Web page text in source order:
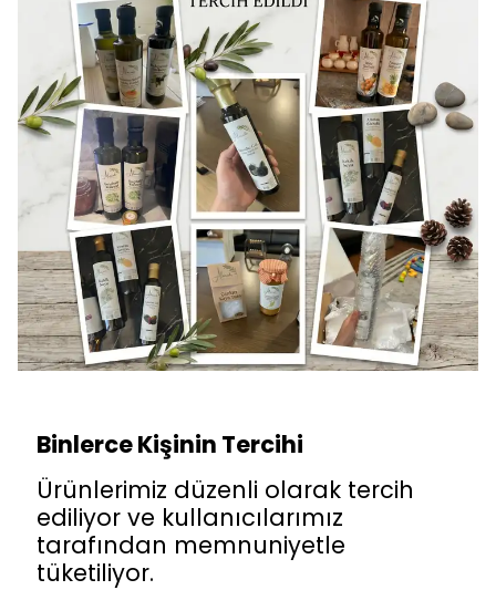
Binlerce Kişinin Tercihi
Ürünlerimiz düzenli olarak tercih
ediliyor ve kullanıcılarımız
tarafından memnuniyetle
tüketiliyor.